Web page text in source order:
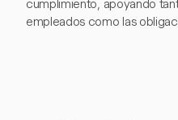
cumplimiento, apoyando
empleados como las